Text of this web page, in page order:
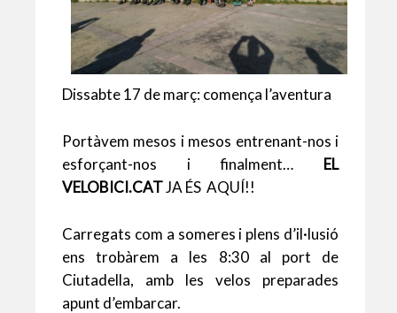
Dissabte 17 de març: comença l’aventura
Portàvem mesos i mesos entrenant-nos i
esforçant-nos i finalment… EL
VELOBICI.CATJA ÉS AQUÍ!!
Carregats com a someres i plens d’il·lusió
ens trobàrem a les 8:30 al port de
Ciutadella, amb les velos preparades
apunt d’embarcar.